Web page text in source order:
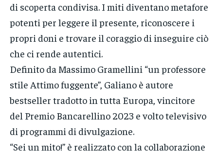
di scoperta condivisa. I miti diventano metafore
potenti per leggere il presente, riconoscere i
propri doni e trovare il coraggio di inseguire ciò
che ci rende autentici.
Definito da Massimo Gramellini “un professore
stile Attimo fuggente”, Galiano è autore
bestseller tradotto in tutta Europa, vincitore
del Premio Bancarellino 2023 e volto televisivo
di programmi di divulgazione.
“Sei un mito!” è realizzato con la collaborazione